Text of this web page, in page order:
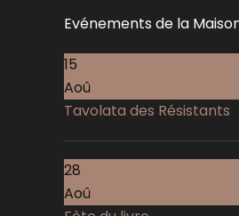
Evénements de la
15
Aoû
Tavolata des Résistants
28
Aoû